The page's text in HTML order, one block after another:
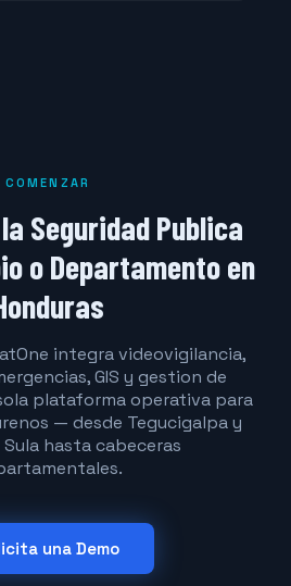
COMENZAR
Seguridad Publica
o Departamento en
integra videovigilancia,
GIS y gestion de
plataforma operativa para
— desde Tegucigalpa y
Sula hasta cabeceras
una Demo